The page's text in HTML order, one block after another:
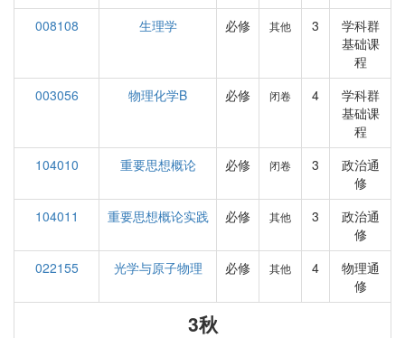
008108
生理学 必修 其他 3
学科群
基础课
程
003056
物理化学B 必修 闭卷 4
学科群
基础课
程
104010
重要思想概论 必修 闭卷 3
政治通
修
104011
重要思想概论实践 必修 其他 3
政治通
修
022155
光学与原子物理 必修 其他 4
物理通
修
3秋